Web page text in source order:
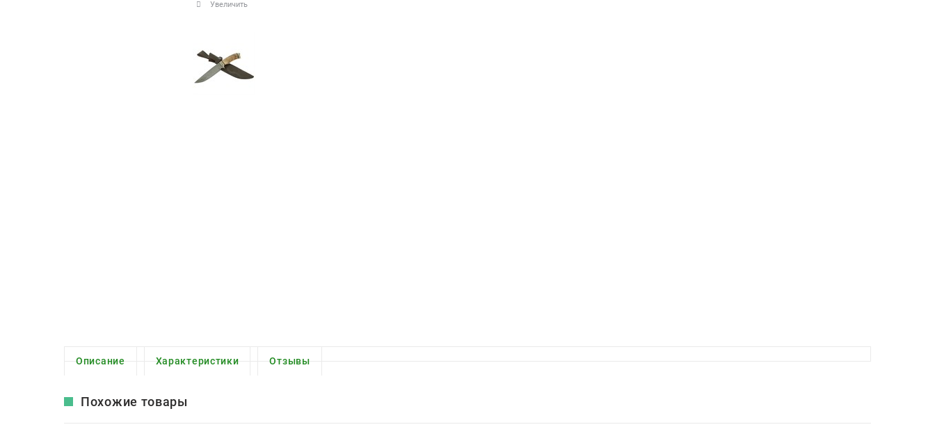
Увеличить
Описание Характеристики Отзывы
Похожие товары